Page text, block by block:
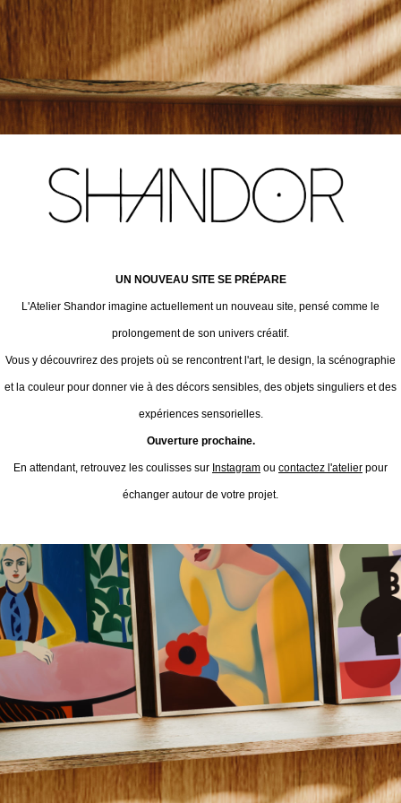
UN NOUVEAU SITE SE PRÉPARE
L'Atelier Shandor imagine actuellement un nouveau site, pensé comme le
prolongement de son univers créatif.
Vous y découvrirez des projets où se rencontrent l'art, le design, la scénographie
et la couleur pour donner vie à des décors sensibles, des objets singuliers et des
expériences sensorielles.
Ouverture prochaine.
En attendant, retrouvez les coulisses sur Instagram ou contactez l'atelier pour
échanger autour de votre projet.